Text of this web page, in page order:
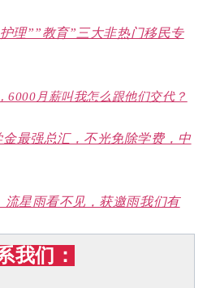
理””教育”三大非热门移民专
6000月薪叫我怎么跟他们交代？
最强总汇，不光免除学费，中
星雨看不见，获邀雨我们有
我们：